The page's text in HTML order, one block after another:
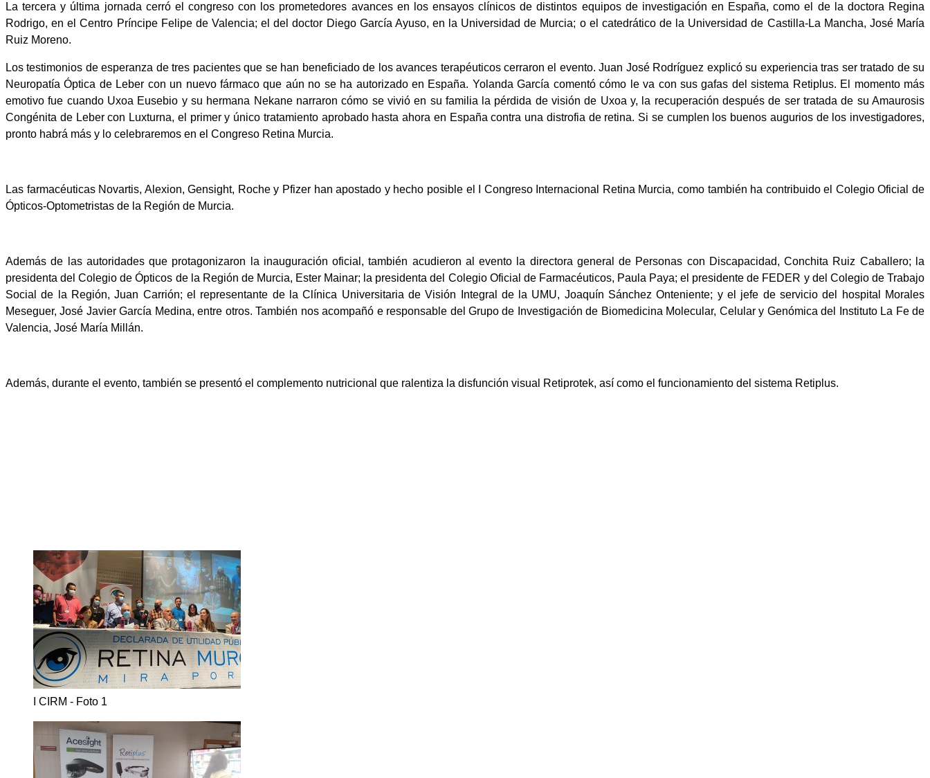
La tercera y última jornada cerró el congreso con los prometedores avances en los ensayos clínicos de distintos equipos de investigación en España, como el de la doctora Regina
Rodrigo, en el Centro Príncipe Felipe de Valencia; el del doctor Diego García Ayuso, en la Universidad de Murcia; o el catedrático de la Universidad de Castilla-La Mancha, José María
Ruiz Moreno.
Los testimonios de esperanza de tres pacientes que se han beneficiado de los avances terapéuticos cerraron el evento. Juan José Rodríguez explicó su experiencia tras ser tratado de su
Neuropatía Óptica de Leber con un nuevo fármaco que aún no se ha autorizado en España. Yolanda García comentó cómo le va con sus gafas del sistema Retiplus. El momento más
emotivo fue cuando Uxoa Eusebio y su hermana Nekane narraron cómo se vivió en su familia la pérdida de visión de Uxoa y, la recuperación después de ser tratada de su Amaurosis
Congénita de Leber con Luxturna, el primer y único tratamiento aprobado hasta ahora en España contra una distrofia de retina. Si se cumplen los buenos augurios de los investigadores,
pronto habrá más y lo celebraremos en el Congreso Retina Murcia.
Las farmacéuticas Novartis, Alexion, Gensight, Roche y Pfizer han apostado y hecho posible el I Congreso Internacional Retina Murcia, como también ha contribuido el Colegio Oficial de
Ópticos-Optometristas de la Región de Murcia.
Además de las autoridades que protagonizaron la inauguración oficial, también acudieron al evento la directora general de Personas con Discapacidad, Conchita Ruiz Caballero; la
presidenta del Colegio de Ópticos de la Región de Murcia, Ester Mainar; la presidenta del Colegio Oficial de Farmacéuticos, Paula Paya; el presidente de FEDER y del Colegio de Trabajo
Social de la Región, Juan Carrión; el representante de la Clínica Universitaria de Visión Integral de la UMU, Joaquín Sánchez Onteniente; y el jefe de servicio del hospital Morales
Meseguer, José Javier García Medina, entre otros. También nos acompañó e responsable del Grupo de Investigación de Biomedicina Molecular, Celular y Genómica del Instituto La Fe de
Valencia, José María Millán.
Además, durante el evento, también se presentó el complemento nutricional que ralentiza la disfunción visual Retiprotek, así como el funcionamiento del sistema Retiplus.
I CIRM - Foto 1